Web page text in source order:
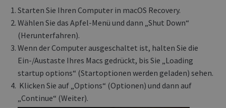
Starten Sie Ihren Computer in macOS Recovery.
Wählen Sie das Apfel-Menü und dann „Shut Down“
(Herunterfahren).
Wenn der Computer ausgeschaltet ist, halten Sie die
Ein-/Austaste Ihres Macs gedrückt, bis Sie „Loading
startup options“ (Startoptionen werden geladen) sehen.
Klicken Sie auf „Options“ (Optionen) und dann auf
„Continue“ (Weiter).